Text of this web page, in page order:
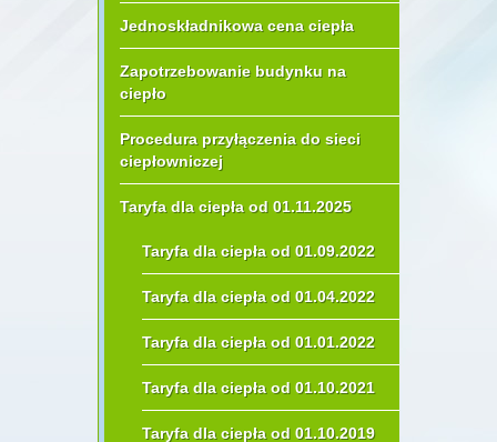
Jednoskładnikowa cena ciepła
Zapotrzebowanie budynku na
ciepło
Procedura przyłączenia do sieci
ciepłowniczej
Taryfa dla ciepła od 01.11.2025
Taryfa dla ciepła od 01.09.2022
Taryfa dla ciepła od 01.04.2022
Taryfa dla ciepła od 01.01.2022
Taryfa dla ciepła od 01.10.2021
Taryfa dla ciepła od 01.10.2019